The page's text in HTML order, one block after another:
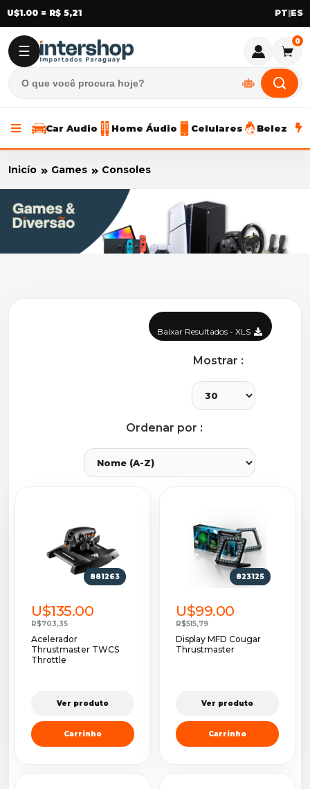
U$1.00 = R$ 5,21 |
☰
0
Car Audio Home Áudio Celulares Beleza
Inicío Games Consoles
Baixar Resultados - XLS
Mostrar :
Ordenar por :
881263
U$135.00
R$703,35
Acelerador
Thrustmaster TWCS
Throttle
Ver produto
Carrinho
823125
U$99.00
R$515,79
Display MFD Cougar
Thrustmaster
Ver produto
Carrinho